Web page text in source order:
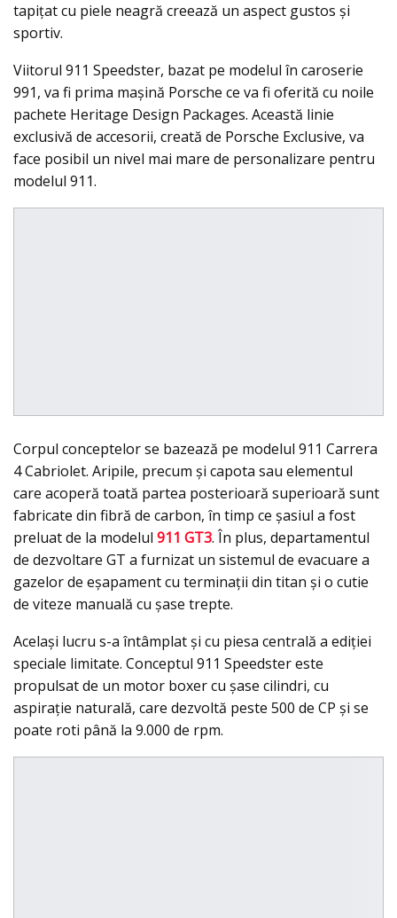
tapiţat cu piele neagră creează un aspect gustos și
sportiv.
Viitorul 911 Speedster, bazat pe modelul în caroserie
991, va fi prima mașină Porsche ce va fi oferită cu noile
pachete Heritage Design Packages. Această linie
exclusivă de accesorii, creată de Porsche Exclusive, va
face posibil un nivel mai mare de personalizare pentru
modelul 911.
Corpul conceptelor se bazează pe modelul 911 Carrera
4 Cabriolet. Aripile, precum și capota sau elementul
care acoperă toată partea posterioară superioară sunt
fabricate din fibră de carbon, în timp ce șasiul a fost
preluat de la modelul 911 GT3. În plus, departamentul
de dezvoltare GT a furnizat un sistemul de evacuare a
gazelor de eşapament cu terminaţii din titan şi o cutie
de viteze manuală cu șase trepte.
Același lucru s-a întâmplat şi cu piesa centrală a ediției
speciale limitate. Conceptul 911 Speedster este
propulsat de un motor boxer cu șase cilindri, cu
aspirație naturală, care dezvoltă peste 500 de CP și se
poate roti până la 9.000 de rpm.